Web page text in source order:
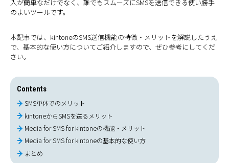
入が簡単なだけでなく、誰でもスムーズにSMSを送信できる使い勝手
のよいツールです。
本記事では、kintoneのSMS送信機能の特徴・メリットを解説したうえ
で、基本的な使い方についてご紹介しますので、ぜひ参考にしてくだ
さい。
Contents
SMS単体でのメリット
kintoneからSMSを送るメリット
Media for SMS for kintoneの機能・メリット
Media for SMS for kintoneの基本的な使い方
まとめ